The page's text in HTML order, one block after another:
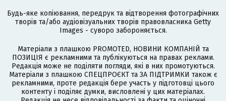
Будь-яке копіювання, передрук та відтворення фотографічних
творів та/або аудіовізуальних творів правовласника Getty
Images - суворо забороняється.
Матеріали з плашкою PROMOTED, НОВИНИ КОМПАНІЙ та
ПОЗИЦІЯ є рекламними та публікуються на правах реклами.
Редакція може не поділяти погляди, які в них промотуються.
Матеріали з плашкою СПЕЦПРОЄКТ та ЗА ПІДТРИМКИ також є
рекламними, проте редакція бере участь у підготовці цього
контенту і поділяє думки, висловлені у цих матеріалах.